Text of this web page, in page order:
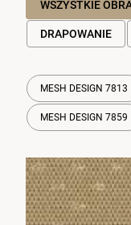
WSZYSTKIE
DRAPOWANIE
MESH DESIGN 7813
MESH DESIGN 7859